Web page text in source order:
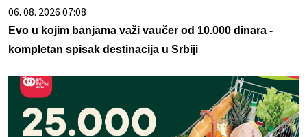
06. 08. 2026 07:08
Evo u kojim banjama važi vaučer od 10.000 dinara -
kompletan spisak destinacija u Srbiji